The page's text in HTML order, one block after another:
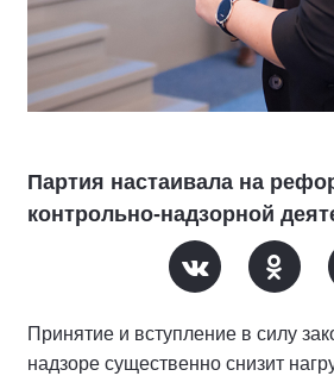
Партия настаивала на
контрольно-надзорной
Принятие и вступление в силу
надзоре существенно снизит